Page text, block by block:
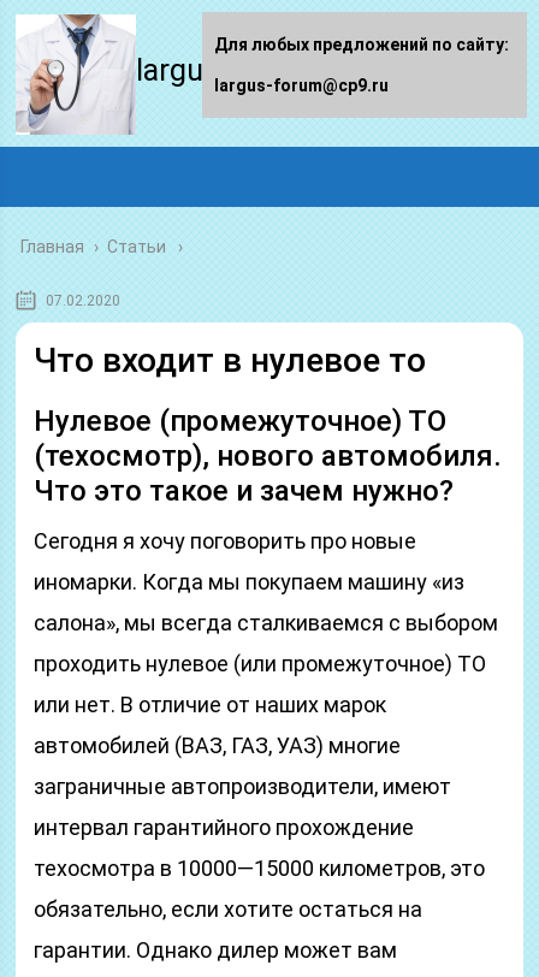
largus-forum.ru
Главная › Статьи
07.02.2020
Что входит в нулевое то
Нулевое (промежуточное) ТО
(техосмотр), нового автомобиля.
Что это такое и зачем нужно?
Сегодня я хочу поговорить про новые
иномарки. Когда мы покупаем машину «из
салона», мы всегда сталкиваемся с выбором
проходить нулевое (или промежуточное) ТО
или нет. В отличие от наших марок
автомобилей (ВАЗ, ГАЗ, УАЗ) многие
заграничные автопроизводители, имеют
интервал гарантийного прохождение
техосмотра в 10000—15000 километров, это
обязательно, если хотите остаться на
гарантии. Однако дилер может вам
Для любых предложений по сайту:
largus-forum@cp9.ru